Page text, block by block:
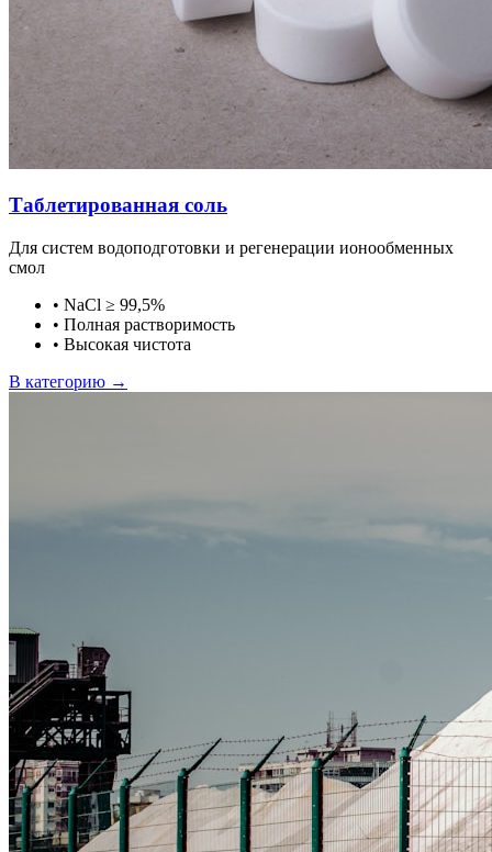
Таблетированная соль
Для систем водоподготовки и регенерации ионообменных
смол
• NaCl ≥ 99,5%
• Полная растворимость
• Высокая чистота
В категорию →